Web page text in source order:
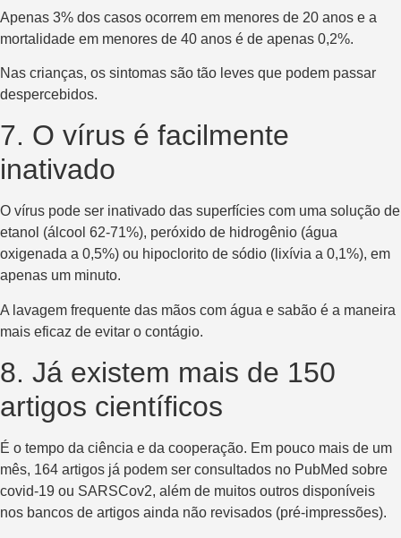
Apenas 3% dos casos ocorrem em menores de 20 anos e a
mortalidade em menores de 40 anos é de apenas 0,2%.
Nas crianças, os sintomas são tão leves que podem passar
despercebidos.
7. O vírus é facilmente
inativado
O vírus pode ser inativado das superfícies com uma solução de
etanol (álcool 62-71%), peróxido de hidrogênio (água
oxigenada a 0,5%) ou hipoclorito de sódio (lixívia a 0,1%), em
apenas um minuto.
A lavagem frequente das mãos com água e sabão é a maneira
mais eficaz de evitar o contágio.
8. Já existem mais de 150
artigos científicos
É o tempo da ciência e da cooperação. Em pouco mais de um
mês, 164 artigos já podem ser consultados no PubMed sobre
covid-19 ou SARSCov2, além de muitos outros disponíveis
nos bancos de artigos ainda não revisados (pré-impressões).